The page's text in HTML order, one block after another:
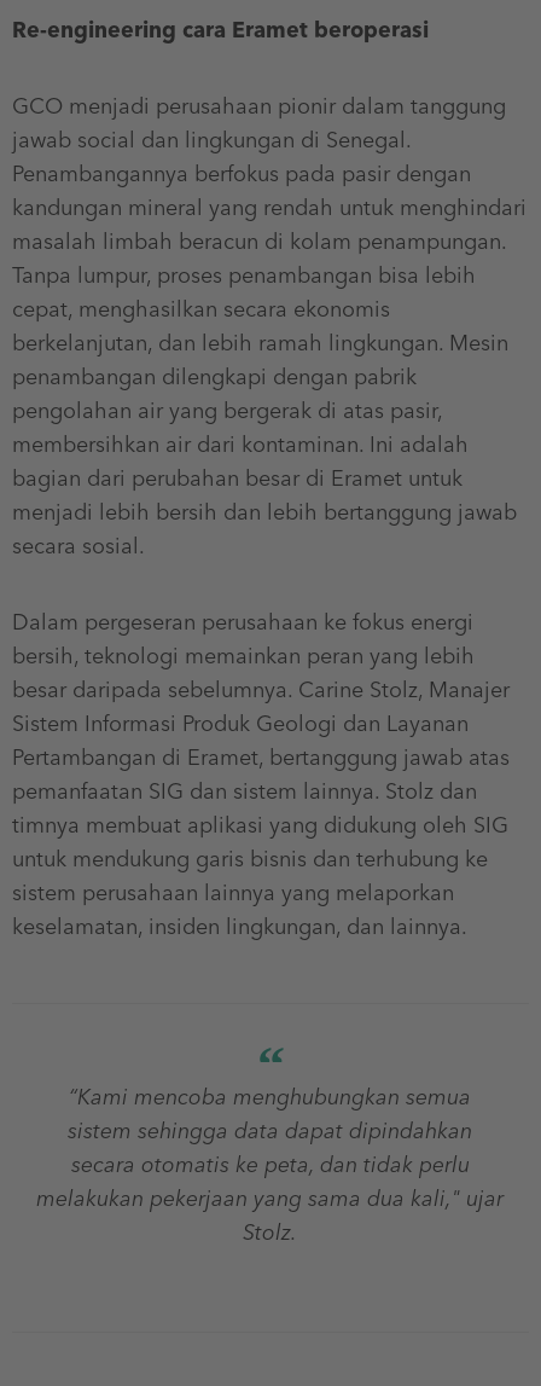
Re-engineering cara Eramet beroperasi
GCO menjadi perusahaan pionir dalam tanggung
jawab social dan lingkungan di Senegal.
Penambangannya berfokus pada pasir dengan
kandungan mineral yang rendah untuk menghindari
masalah limbah beracun di kolam penampungan.
Tanpa lumpur, proses penambangan bisa lebih
cepat, menghasilkan secara ekonomis
berkelanjutan, dan lebih ramah lingkungan. Mesin
penambangan dilengkapi dengan pabrik
pengolahan air yang bergerak di atas pasir,
membersihkan air dari kontaminan. Ini adalah
bagian dari perubahan besar di Eramet untuk
menjadi lebih bersih dan lebih bertanggung jawab
secara sosial.
Dalam pergeseran perusahaan ke fokus energi
bersih, teknologi memainkan peran yang lebih
besar daripada sebelumnya. Carine Stolz, Manajer
Sistem Informasi Produk Geologi dan Layanan
Pertambangan di Eramet, bertanggung jawab atas
pemanfaatan SIG dan sistem lainnya. Stolz dan
timnya membuat aplikasi yang didukung oleh SIG
untuk mendukung garis bisnis dan terhubung ke
sistem perusahaan lainnya yang melaporkan
keselamatan, insiden lingkungan, dan lainnya.
“Kami mencoba menghubungkan semua
sistem sehingga data dapat dipindahkan
secara otomatis ke peta, dan tidak perlu
melakukan pekerjaan yang sama dua kali,"ujar
Stolz.